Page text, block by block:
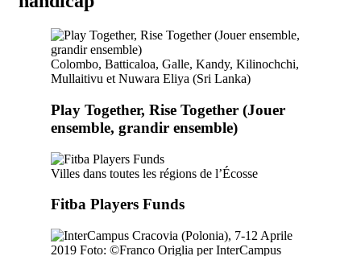
Colombo, Batticaloa, Galle, Kandy, Kilinochchi,
Mullaitivu et Nuwara Eliya (Sri Lanka)
Play Together, Rise Together (Jouer
ensemble, grandir ensemble)
Villes dans toutes les régions de l’Écosse
Fitba Players Funds